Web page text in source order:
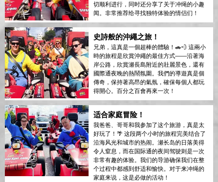
切顺利进行，同时还分享了关于冲绳的小趣
闻。非常推荐给寻找独特体验的情侣们！
史詩般的沖繩之旅！
兄弟，這真是一個超棒的體驗！🚗💨 這兩小
時的旅程是欣賞沖繩的最佳方式——沿著海
岸公路，欣賞瀬長島附近的壯麗景色，還有
國際通夜晚的熱鬧氛圍。我們的導遊真是個
傳奇，保持著高昂的氣氛，確保每個人都玩
得開心。百分之百會再來一次！
适合家庭冒险！
我爸爸、哥哥和我参加了这个旅游，真是太
好玩了！🌴 这段两个小时的旅程完美结合了
沿海风光和城市的热闹。瀬长岛的日落美得
令人窒息，而在国际通的夜间驾驶则是一次
非常有趣的体验。我们的导游确保我们在整
个过程中都感到舒适和愉快。对于来冲绳的
家庭来说，这是必做的活动！